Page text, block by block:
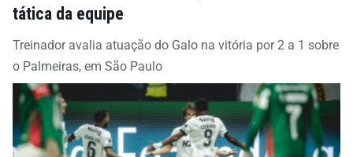
tática da equipe
Treinador avalia atuação do Galo na vitória por 2 a 1 sobre
o Palmeiras, em São Paulo